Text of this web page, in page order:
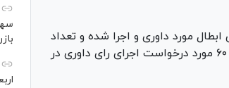
۳۸۴ رای داوری صادره بدوی ابطال مورد داوری و اجرا شده و تعداد
۲۱۴مورد از آرا در محاکم قضایی مورد تایید قرار گرفته است و یک هزار و ۶۰ مورد درخواست اجرای رای داوری در